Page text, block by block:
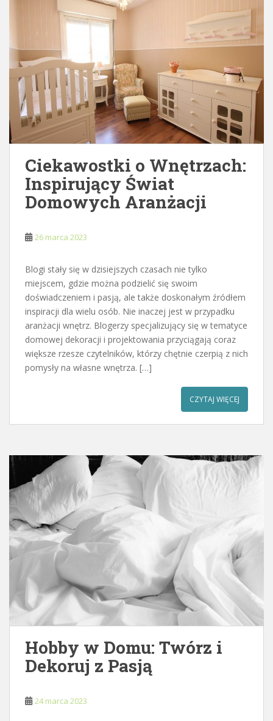
Ciekawostki o Wnętrzach:
Inspirujący Świat
Domowych Aranżacji
26 marca 2023
Blogi stały się w dzisiejszych czasach nie tylko
miejscem, gdzie można podzielić się swoim
doświadczeniem i pasją, ale także doskonałym źródłem
inspiracji dla wielu osób. Nie inaczej jest w przypadku
aranżacji wnętrz. Blogerzy specjalizujący się w tematyce
domowej dekoracji i projektowania przyciągają coraz
większe rzesze czytelników, którzy chętnie czerpią z nich
pomysły na własne wnętrza. […]
CZYTAJ WIĘCEJ
Hobby w Domu: Twórz i
Dekoruj z Pasją
24 marca 2023